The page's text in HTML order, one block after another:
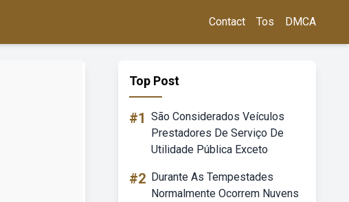
Contact Tos DMCA
Top Post
#1 São Considerados Veículos
Prestadores De Serviço De
Utilidade Pública Exceto
#2 Durante As Tempestades
Normalmente Ocorrem Nuvens